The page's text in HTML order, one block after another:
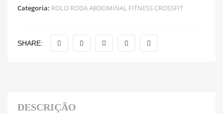
Categoria: ROLO RODA ABDOMINAL FITNESS CROSSFIT
SHARE:
DESCRIÇÃO